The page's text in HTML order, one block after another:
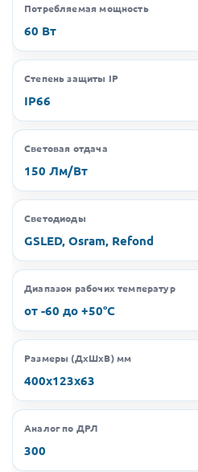
Потребляемая мощность
60 Вт
Степень защиты IP
IP66
Световая отдача
150 Лм/Вт
Светодиоды
GSLED, Osram, Refond
Диапазон рабочих температур
от -60 до +50°C
Размеры (ДхШхВ) мм
400х123х63
Аналог по ДРЛ
300